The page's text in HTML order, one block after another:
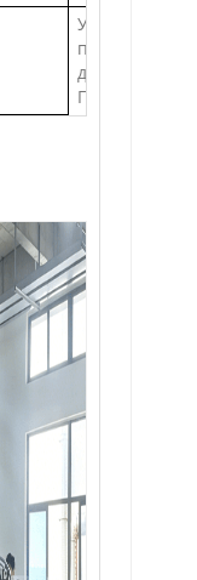
Устройство
поддержка
дефлектор
Принтер